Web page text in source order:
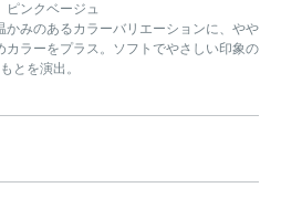
ンクベージュ
かみのあるカラーバリエーションに、やや
ラーをプラス。ソフトでやさしい印象の
とを演出。